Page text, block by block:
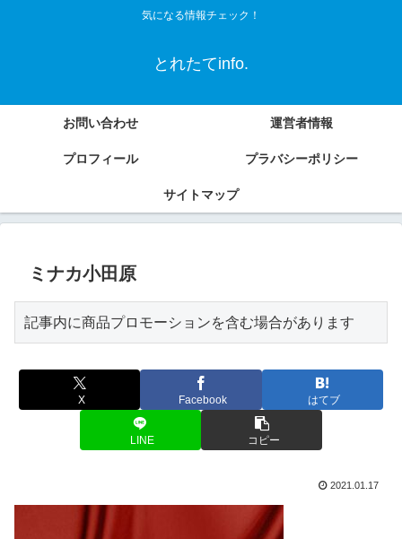
気になる情報チェック！
とれたてinfo.
お問い合わせ 運営者情報
プロフィール プラバシーポリシー
サイトマップ
ミナカ小田原
記事内に商品プロモーションを含む場合があります
X Facebook はてブ
LINE コピー
2021.01.17